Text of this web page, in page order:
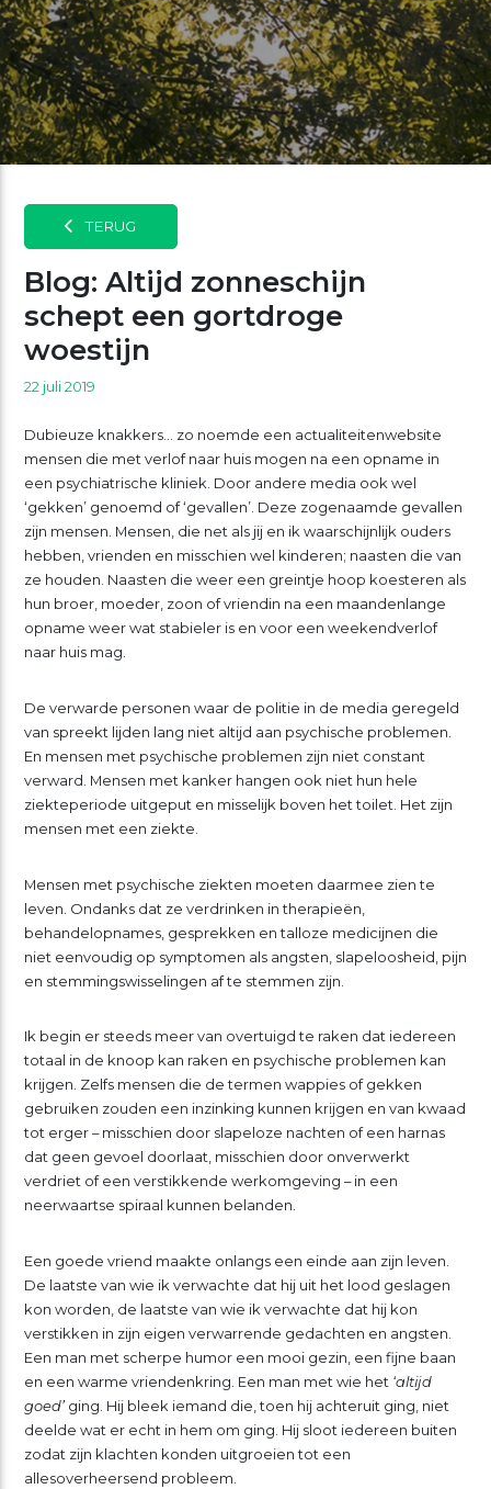
TERUG
Blog: Altijd zonneschijn
schept een gortdroge
woestijn
22 juli 2019
Dubieuze knakkers… zo noemde een actualiteitenwebsite
mensen die met verlof naar huis mogen na een opname in
een psychiatrische kliniek. Door andere media ook wel
‘gekken’ genoemd of ‘gevallen’. Deze zogenaamde gevallen
zijn mensen. Mensen, die net als jij en ik waarschijnlijk ouders
hebben, vrienden en misschien wel kinderen; naasten die van
ze houden. Naasten die weer een greintje hoop koesteren als
hun broer, moeder, zoon of vriendin na een maandenlange
opname weer wat stabieler is en voor een weekendverlof
naar huis mag.
De verwarde personen waar de politie in de media geregeld
van spreekt lijden lang niet altijd aan psychische problemen.
En mensen met psychische problemen zijn niet constant
verward. Mensen met kanker hangen ook niet hun hele
ziekteperiode uitgeput en misselijk boven het toilet. Het zijn
mensen met een ziekte.
Mensen met psychische ziekten moeten daarmee zien te
leven. Ondanks dat ze verdrinken in therapieën,
behandelopnames, gesprekken en talloze medicijnen die
niet eenvoudig op symptomen als angsten, slapeloosheid, pijn
en stemmingswisselingen af te stemmen zijn.
Ik begin er steeds meer van overtuigd te raken dat iedereen
totaal in de knoop kan raken en psychische problemen kan
krijgen. Zelfs mensen die de termen wappies of gekken
gebruiken zouden een inzinking kunnen krijgen en van kwaad
tot erger – misschien door slapeloze nachten of een harnas
dat geen gevoel doorlaat, misschien door onverwerkt
verdriet of een verstikkende werkomgeving – in een
neerwaartse spiraal kunnen belanden.
Een goede vriend maakte onlangs een einde aan zijn leven.
De laatste van wie ik verwachte dat hij uit het lood geslagen
kon worden, de laatste van wie ik verwachte dat hij kon
verstikken in zijn eigen verwarrende gedachten en angsten.
Een man met scherpe humor een mooi gezin, een fijne baan
en een warme vriendenkring. Een man met wie het ‘altijd
goed’ging. Hij bleek iemand die, toen hij achteruit ging, niet
deelde wat er echt in hem om ging. Hij sloot iedereen buiten
zodat zijn klachten konden uitgroeien tot een
allesoverheersend probleem.